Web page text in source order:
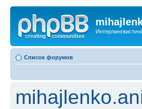
Список форумов